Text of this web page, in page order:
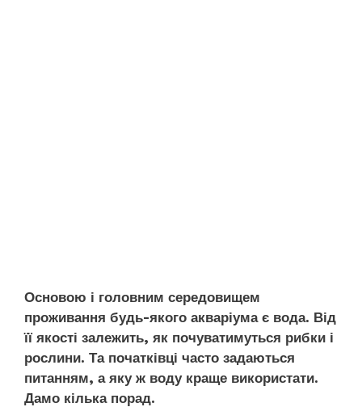
Основою і головним середовищем
проживання будь-якого акваріума є вода. Від
її якості залежить, як почуватимуться рибки і
рослини. Та початківці часто задаються
питанням, а яку ж воду краще використати.
Дамо кілька порад.